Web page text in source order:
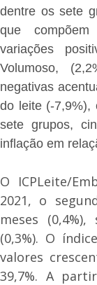
dentre os sete
que
variações
Volumoso,
negativas
do leite (-7,9%),
sete grupos,
inflação em
O ICPLeite/
2021, o
meses
(0,3%). O
valores
39,7%. A